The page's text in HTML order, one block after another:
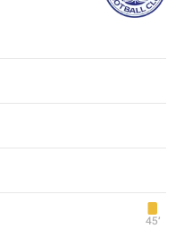
45‎’‎